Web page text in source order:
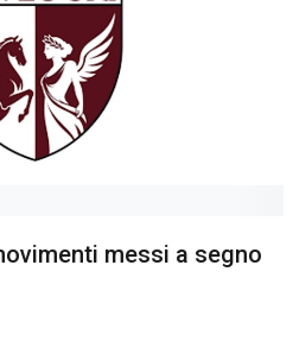
messi a segno